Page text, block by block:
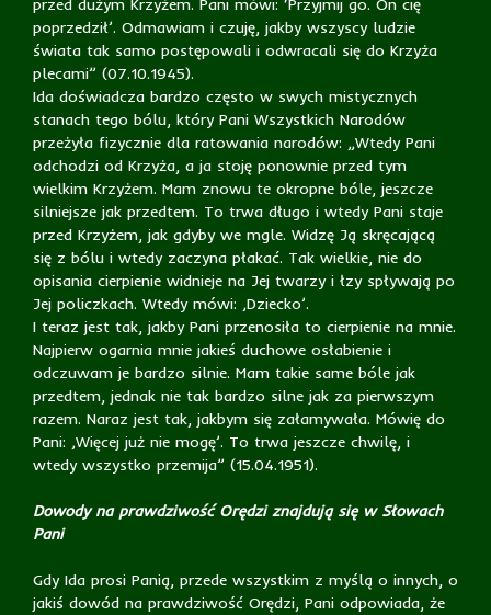
przed dużym Krzyżem. Pani mówi: ‘Przyjmij go. On cię
poprzedził’. Odmawiam i czuję, jakby wszyscy ludzie
świata tak samo postępowali i odwracali się do Krzyża
plecami” (07.10.1945).
Ida doświadcza bardzo często w swych mistycznych
stanach tego bólu, który Pani Wszystkich Narodów
przeżyła fizycznie dla ratowania narodów: „Wtedy Pani
odchodzi od Krzyża, a ja stoję ponownie przed tym
wielkim Krzyżem. Mam znowu te okropne bóle, jeszcze
silniejsze jak przedtem. To trwa długo i wtedy Pani staje
przed Krzyżem, jak gdyby we mgle. Widzę Ją skręcającą
się z bólu i wtedy zaczyna płakać. Tak wielkie, nie do
opisania cierpienie widnieje na Jej twarzy i łzy spływają po
Jej policzkach. Wtedy mówi: ‚Dziecko’.
I teraz jest tak, jakby Pani przenosiła to cierpienie na mnie.
Najpierw ogarnia mnie jakieś duchowe osłabienie i
odczuwam je bardzo silnie. Mam takie same bóle jak
przedtem, jednak nie tak bardzo silne jak za pierwszym
razem. Naraz jest tak, jakbym się załamywała. Mówię do
Pani: ‚Więcej już nie mogę’. To trwa jeszcze chwilę, i
wtedy wszystko przemija” (15.04.1951).
Dowody na prawdziwość Orędzi znajdują się w Słowach
Pani
Gdy Ida prosi Panią, przede wszystkim z myślą o innych, o
jakiś dowód na prawdziwość Orędzi, Pani odpowiada, że